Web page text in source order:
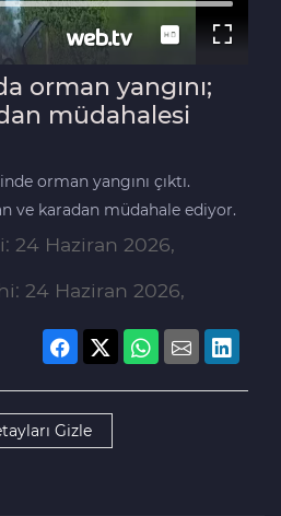
orman yangını;
müdahalesi
orman yangını çıktı.
ve karadan müdahale ediyor.
24 Haziran 2026,
24 Haziran 2026,
Gizle